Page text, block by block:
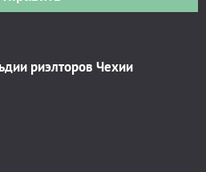
риэлторов Чехии